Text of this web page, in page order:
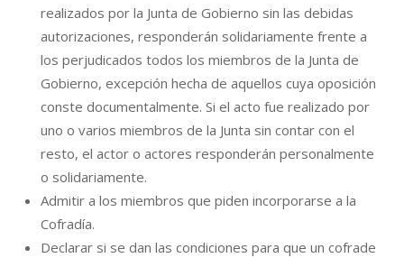
realizados por la Junta de Gobierno sin las debidas
autorizaciones, responderán solidariamente frente a
los perjudicados todos los miembros de la Junta de
Gobierno, excepción hecha de aquellos cuya oposición
conste documentalmente. Si el acto fue realizado por
uno o varios miembros de la Junta sin contar con el
resto, el actor o actores responderán personalmente
o solidariamente.
Admitir a los miembros que piden incorporarse a la
Cofradía.
Declarar si se dan las condiciones para que un cofrade